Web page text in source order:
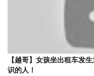
【越哥】女孩坐出租车发
识的人！